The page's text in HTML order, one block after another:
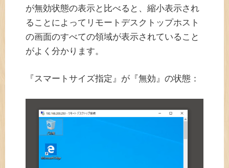
が無効状態の表示と比べると、縮小表示され
ることによってリモートデスクトップホスト
の画面のすべての領域が表示されていること
がよく分かります。
『スマートサイズ指定』が『無効』の状態：